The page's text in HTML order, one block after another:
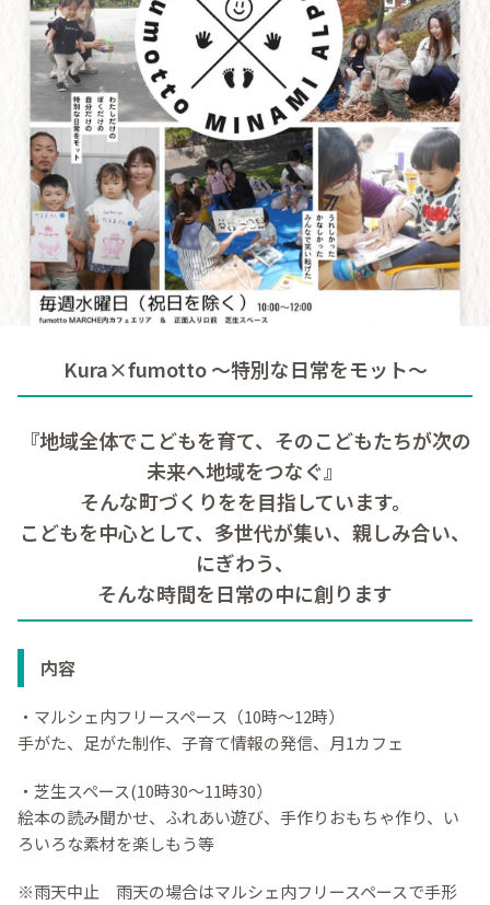
Kura×fumotto ～特別な日常をモット～
『地域全体でこどもを育て、そのこどもたちが次の
未来へ地域をつなぐ』
そんな町づくりをを目指しています。
こどもを中心として、多世代が集い、親しみ合い、
にぎわう、
そんな時間を日常の中に創ります
内容
・マルシェ内フリースペース（10時～12時）
手がた、足がた制作、子育て情報の発信、月1カフェ
・芝生スペース(10時30～11時30）
絵本の読み聞かせ、ふれあい遊び、手作りおもちゃ作り、い
ろいろな素材を楽しもう等
※雨天中止 雨天の場合はマルシェ内フリースペースで手形